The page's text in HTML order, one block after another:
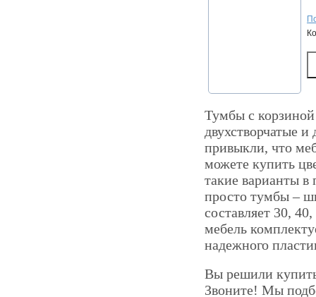
Тумбы с
двухстворчатые
привыкли, что
можете купить
такие варианты в
просто тумбы –
составляет 30,
мебель
надежного
Вы решили
Звоните! Мы